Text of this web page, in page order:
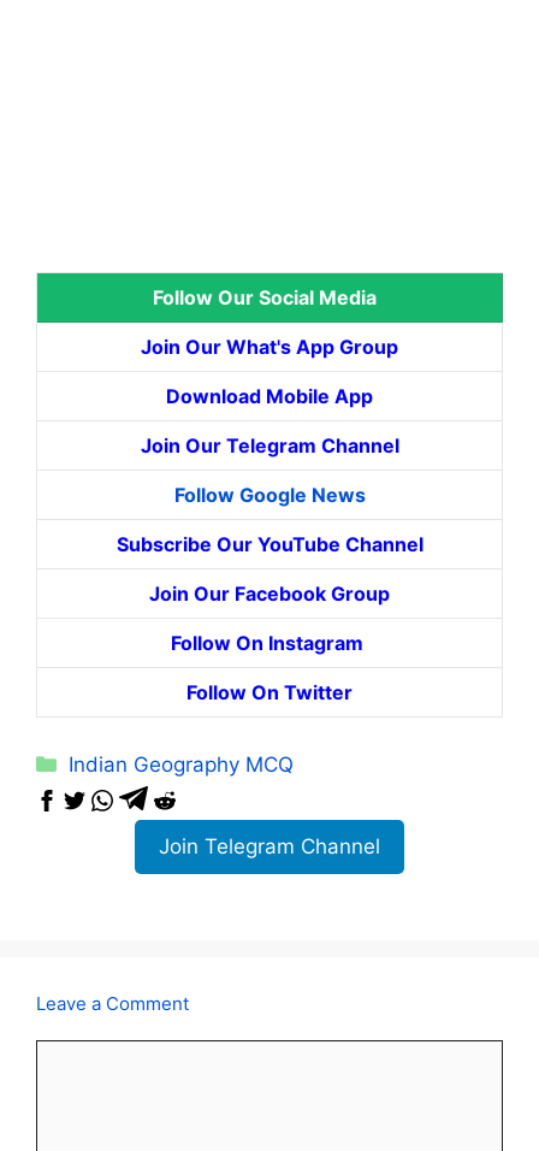
Follow Our Social Media
Join Our What's App Group
Download Mobile App
Join Our Telegram Channel
Follow Google News
Subscribe Our YouTube Channel
Join Our Facebook Group
Follow On Instagram
Follow On Twitter
Categories
Indian Geography MCQ
Join Telegram Channel
Leave a Comment